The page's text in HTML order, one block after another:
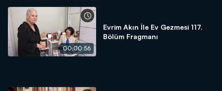
00:00:56
Evrim Akın İle Ev Gezmesi 117.
Bölüm Fragmanı